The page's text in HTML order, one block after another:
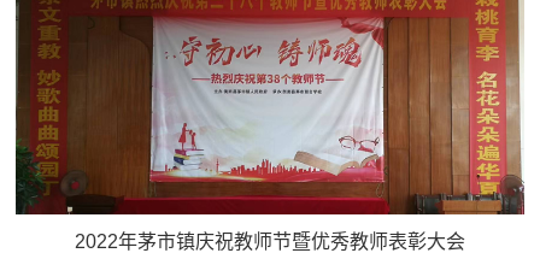
2022年茅市镇庆祝教师节暨优秀教师表彰大会